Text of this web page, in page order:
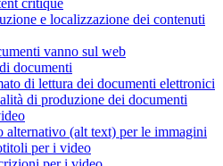
e localizzazione dei contenuti
vanno sul web
documenti
di lettura dei documenti elettronici
di produzione dei documenti
alternativo (alt text) per le immagini
per i video